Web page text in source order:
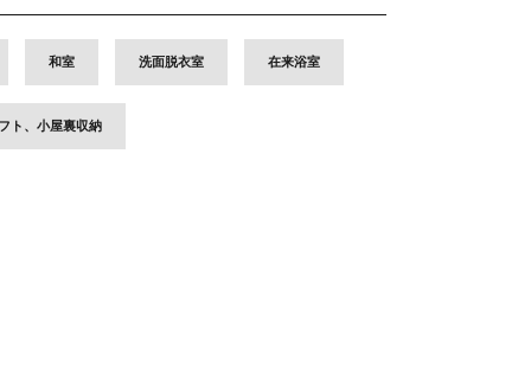
和室 洗面脱衣室 在来浴室
ト、小屋裏収納